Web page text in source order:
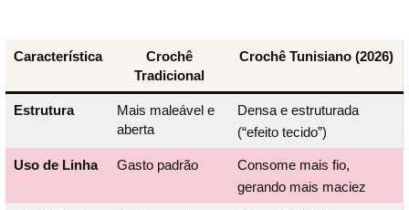
Característica
Crochê
Tradicional
Crochê Tunisiano (2026)
Estrutura
Mais maleável e
aberta
Densa e estruturada
(“efeito tecido”)
Uso de Linha Gasto padrão
Consome mais fio,
gerando mais maciez